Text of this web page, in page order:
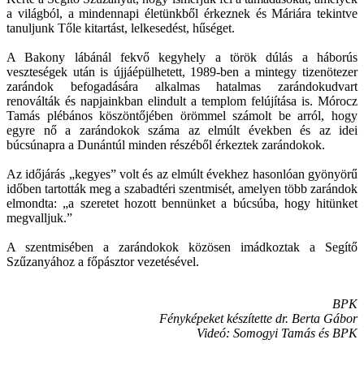
a világból, a mindennapi életünkből érkeznek és Máriára tekintve
tanuljunk Tőle kitartást, lelkesedést, hűséget.
A Bakony lábánál fekvő kegyhely a török dúlás a háborús
veszteségek után is újjáépülhetett, 1989-ben a mintegy tizenötezer
zarándok befogadására alkalmas hatalmas zarándokudvart
renoválták és napjainkban elindult a templom felújítása is. Mórocz
Tamás plébános köszöntőjében örömmel számolt be arról, hogy
egyre nő a zarándokok száma az elmúlt években és az idei
búcsúnapra a Dunántúl minden részéből érkeztek zarándokok.
Az időjárás „kegyes” volt és az elmúlt évekhez hasonlóan gyönyörű
időben tartották meg a szabadtéri szentmisét, amelyen több zarándok
elmondta: „a szeretet hozott bennünket a búcsúba, hogy hitünket
megvalljuk.”
A szentmisében a zarándokok közösen imádkoztak a Segítő
Szűzanyához a főpásztor vezetésével.
BPK
Fényképeket készítette dr. Berta Gábor
Videó: Somogyi Tamás és BPK